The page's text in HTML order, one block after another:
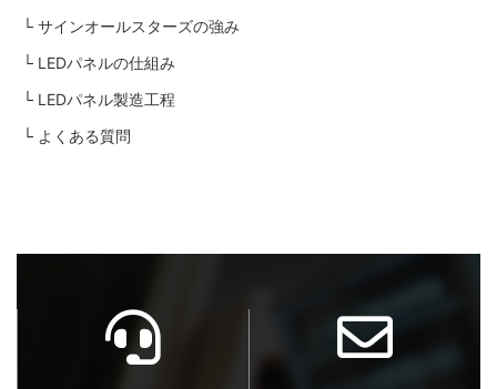
サインオールスターズの強み
LEDパネルの仕組み
LEDパネル製造工程
よくある質問